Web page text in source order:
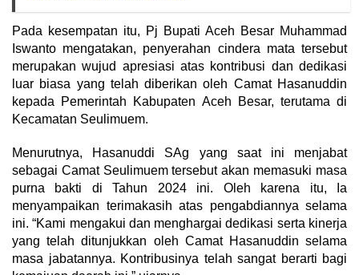
Pada kesempatan itu, Pj Bupati Aceh Besar Muhammad
Iswanto mengatakan, penyerahan cindera mata tersebut
merupakan wujud apresiasi atas kontribusi dan dedikasi
luar biasa yang telah diberikan oleh Camat Hasanuddin
kepada Pemerintah Kabupaten Aceh Besar, terutama di
Kecamatan Seulimuem.
Menurutnya, Hasanuddi SAg yang saat ini menjabat
sebagai Camat Seulimuem tersebut akan memasuki masa
purna bakti di Tahun 2024 ini. Oleh karena itu, Ia
menyampaikan terimakasih atas pengabdiannya selama
ini. “Kami mengakui dan menghargai dedikasi serta kinerja
yang telah ditunjukkan oleh Camat Hasanuddin selama
masa jabatannya. Kontribusinya telah sangat berarti bagi